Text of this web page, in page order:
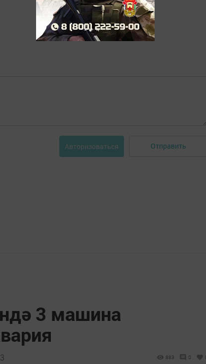
Авторизоваться Отправить
3 машина
883 0